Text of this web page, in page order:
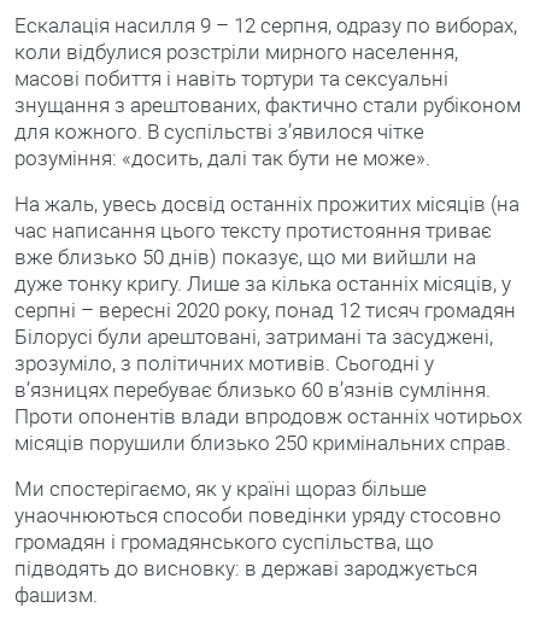
Ескалація насилля 9 – 12 серпня, одразу по виборах,
коли відбулися розстріли мирного населення,
масові побиття і навіть тортури та сексуальні
знущання з арештованих, фактично стали рубіконом
для кожного. В суспільстві з’явилося чітке
розуміння: «досить, далі так бути не може».
На жаль, увесь досвід останніх прожитих місяців (на
час написання цього тексту протистояння триває
вже близько 50 днів) показує, що ми вийшли на
дуже тонку кригу. Лише за кілька останніх місяців, у
серпні – вересні 2020 року, понад 12 тисяч громадян
Білорусі були арештовані, затримані та засуджені,
зрозуміло, з політичних мотивів. Сьогодні у
в’язницях перебуває близько 60 в’язнів сумління.
Проти опонентів влади впродовж останніх чотирьох
місяців порушили близько 250 кримінальних справ.
Ми спостерігаємо, як у країні щораз більше
унаочнюються способи поведінки уряду стосовно
громадян і громадянського суспільства, що
підводять до висновку: в державі зароджується
фашизм.